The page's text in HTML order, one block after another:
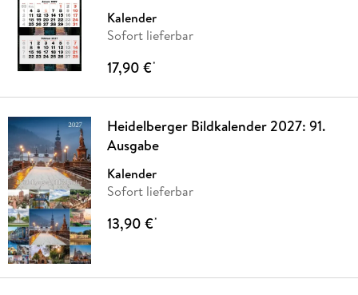
Kalender
Sofort lieferbar
17,90 €*
Heidelberger Bildkalender 2027: 91.
Ausgabe
Kalender
Sofort lieferbar
13,90 €*